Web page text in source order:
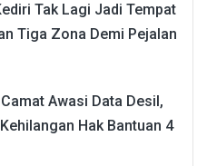
Tak Lagi Jadi Tempat
Tiga Zona Demi Pejalan
Awasi Data Desil,
Hak Bantuan 4